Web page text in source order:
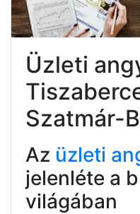
Üzleti
Szatmár-
Az üzleti
jelenléte a
világában